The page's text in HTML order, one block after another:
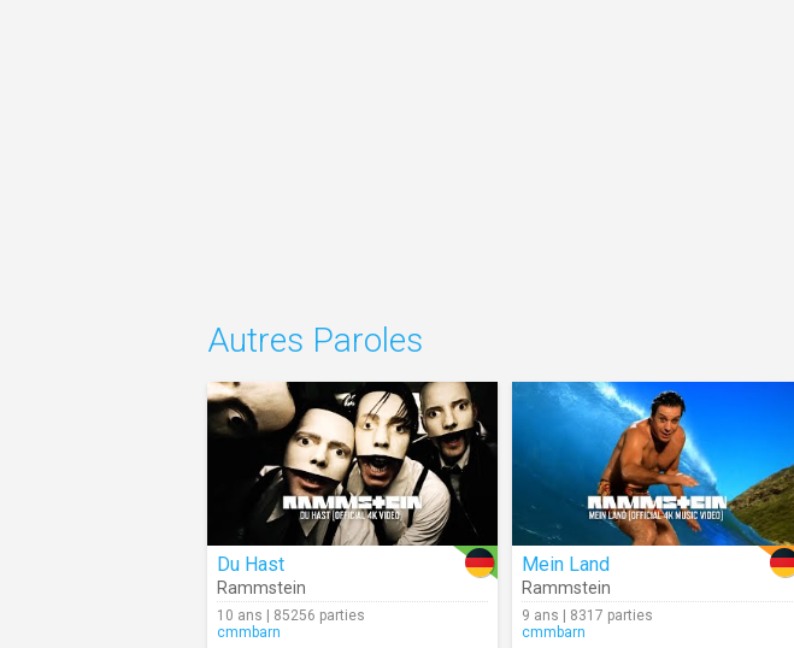
Autres Paroles
Du Hast
Rammstein
10 ans | 85256 parties
cmmbarn
Mein Land
Rammstein
9 ans | 8317 parties
cmmbarn